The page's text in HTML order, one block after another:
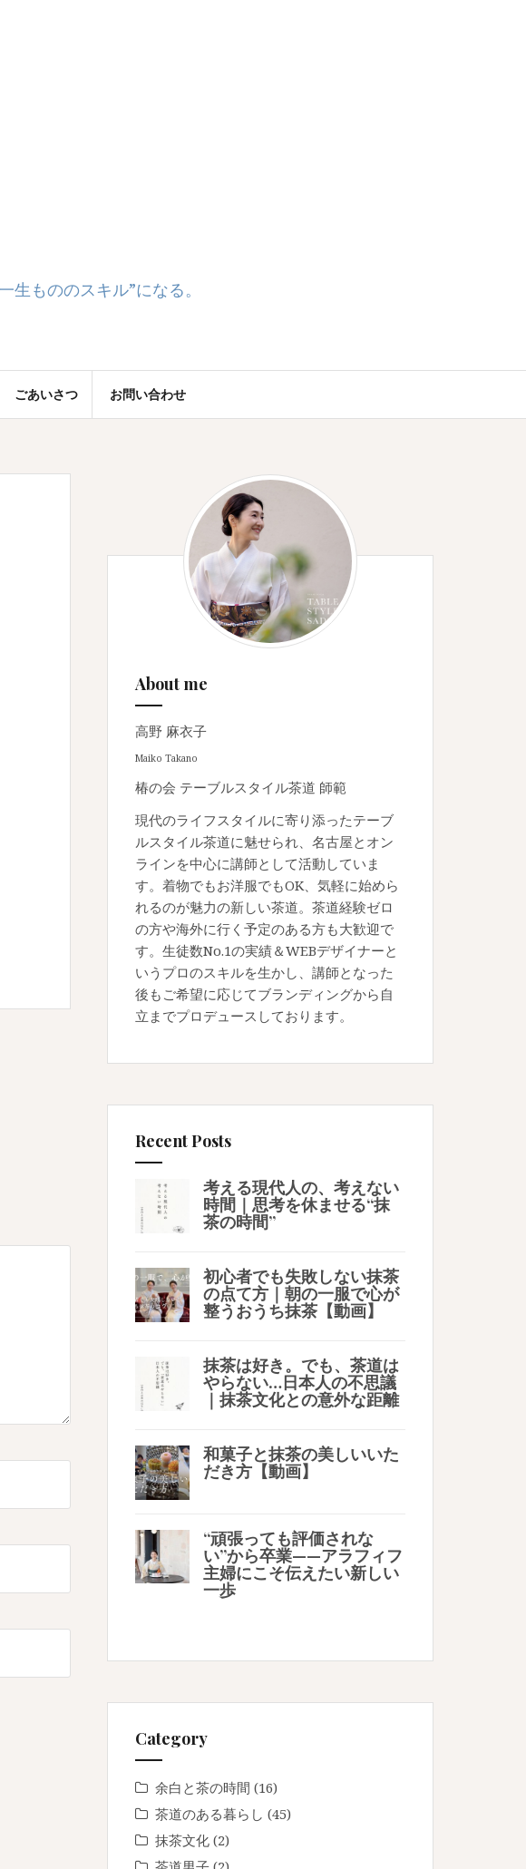
もののスキル”になる。
ごあいさつ お問い合わせ
About me
高野 麻衣子
Maiko Takano
椿の会 テーブルスタイル茶道 師範
現代のライフスタイルに寄り添ったテーブ
ルスタイル茶道に魅せられ、名古屋とオン
ラインを中心に講師として活動していま
す。着物でもお洋服でもOK、気軽に始めら
れるのが魅力の新しい茶道。茶道経験ゼロ
の方や海外に行く予定のある方も大歓迎で
す。生徒数No.1の実績＆WEBデザイナーと
いうプロのスキルを生かし、講師となった
後もご希望に応じてブランディングから自
立までプロデュースしております。
Recent Posts
考える現代人の、考えない
時間｜思考を休ませる“抹
茶の時間”
初心者でも失敗しない抹茶
の点て方｜朝の一服で心が
整うおうち抹茶【動画】
抹茶は好き。でも、茶道は
やらない…日本人の不思議
｜抹茶文化との意外な距離
和菓子と抹茶の美しいいた
だき方【動画】
“頑張っても評価されな
い”から卒業——アラフィフ
主婦にこそ伝えたい新しい
一歩
Category
余白と茶の時間 (16)
茶道のある暮らし (45)
抹茶文化 (2)